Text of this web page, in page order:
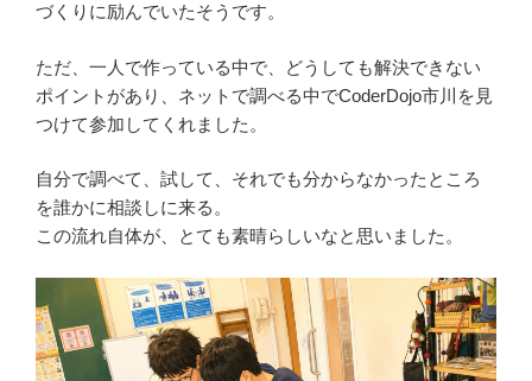
づくりに励んでいたそうです。
ただ、一人で作っている中で、どうしても解決できない
ポイントがあり、ネットで調べる中でCoderDojo市川を見
つけて参加してくれました。
自分で調べて、試して、それでも分からなかったところ
を誰かに相談しに来る。
この流れ自体が、とても素晴らしいなと思いました。